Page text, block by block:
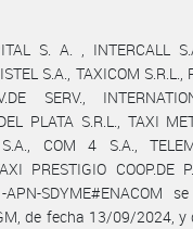
S. A. , INTERCALL
S.A., TAXICOM S.R.L.,
SERV.,
PLATA S.R.L., TAXI
COM 4 S.A.,
PRESTIGIO COOP.DE
SDYME#ENACOM
de fecha 13/09/2024, y